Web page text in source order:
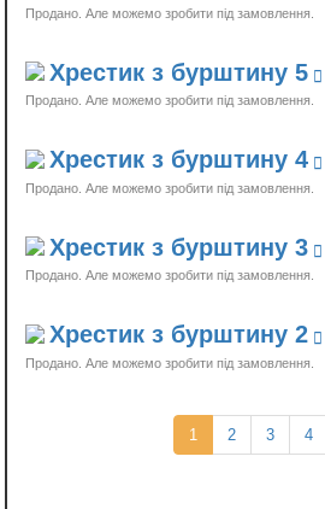
Продано
Хрестик з бурштину 5
Продано
Хрестик з бурштину 4
Продано
Хрестик з бурштину 3
Продано
Хрестик з бурштину 2
Продано
1 (current)
2 3 4